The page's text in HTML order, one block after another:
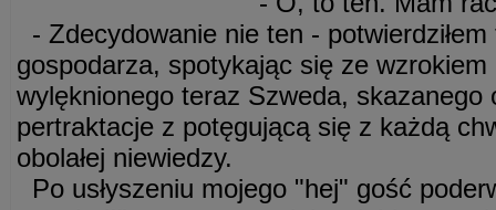
- Zdecydowanie nie ten -
gospodarza, spotykając się ze
wylęknionego teraz Szweda, skazanego
pertraktacje z potęgującą się z każdą
obolałej niewiedzy.
Po usłyszeniu mojego "hej" gość